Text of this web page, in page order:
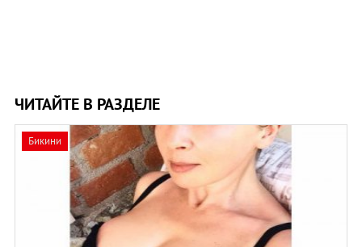
ЧИТАЙТЕ В РАЗДЕЛЕ
Бикини